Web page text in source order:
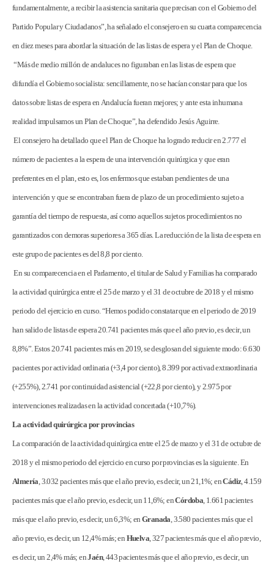
fundamentalmente, a recibir la asistencia sanitaria que precisan con el Gobierno del
Partido Popular y Ciudadanos”, ha señalado el consejero en su cuarta comparecencia
en diez meses para abordar la situación de las listas de espera y el Plan de Choque.
“Más de medio millón de andaluces no figuraban en las listas de espera que
difundía el Gobierno socialista: sencillamente, no se hacían constar para que los
datos sobre listas de espera en Andalucía fueran mejores; y ante esta inhumana
realidad impulsamos un Plan de Choque”, ha defendido Jesús Aguirre.
El consejero ha detallado que el Plan de Choque ha logrado reducir en 2.777 el
número de pacientes a la espera de una intervención quirúrgica y que eran
preferentes en el plan, esto es, los enfermos que estaban pendientes de una
intervención y que se encontraban fuera de plazo de un procedimiento sujeto a
garantía del tiempo de respuesta, así como aquellos sujetos procedimientos no
garantizados con demoras superiores a 365 días. La reducción de la lista de espera en
este grupo de pacientes es del 8,8 por ciento.
En su comparecencia en el Parlamento, el titular de Salud y Familias ha comparado
la actividad quirúrgica entre el 25 de marzo y el 31 de octubre de 2018 y el mismo
periodo del ejercicio en curso. “Hemos podido constatar que en el periodo de 2019
han salido de listas de espera 20.741 pacientes más que el año previo, es decir, un
8,8%”. Estos 20.741 pacientes más en 2019, se desglosan del siguiente modo: 6.630
pacientes por actividad ordinaria (+3,4 por ciento), 8.399 por activad extraordinaria
(+255%), 2.741 por continuidad asistencial (+22,8 por ciento), y 2.975 por
intervenciones realizadas en la actividad concertada (+10,7%).
La actividad quirúrgica por provincias
La comparación de la actividad quirúrgica entre el 25 de marzo y el 31 de octubre de
2018 y el mismo periodo del ejercicio en curso por provincias es la siguiente. En
Almería, 3.032 pacientes más que el año previo, es decir, un 21,1%; enCádiz, 4.159
pacientes más que el año previo, es decir, un 11,6%; enCórdoba, 1.661 pacientes
más que el año previo, es decir, un 6,3%; en Granada, 3.580 pacientes más que el
año previo, es decir, un 12,4% más; en Huelva, 327 pacientes más que el año previo,
es decir, un 2,4% más; enJaén, 443 pacientes más que el año previo, es decir, un